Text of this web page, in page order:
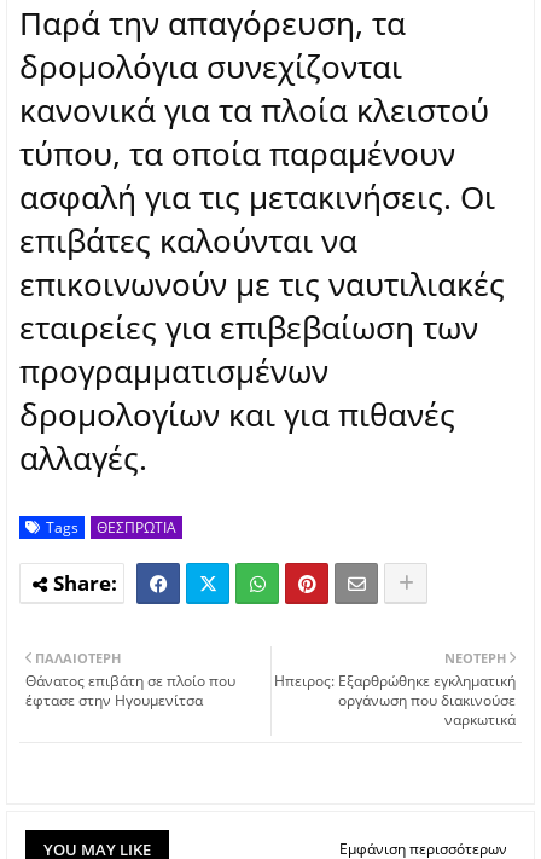
Παρά την απαγόρευση, τα
δρομολόγια συνεχίζονται
κανονικά για τα πλοία κλειστού
τύπου, τα οποία παραμένουν
ασφαλή για τις μετακινήσεις. Οι
επιβάτες καλούνται να
επικοινωνούν με τις ναυτιλιακές
εταιρείες για επιβεβαίωση των
προγραμματισμένων
δρομολογίων και για πιθανές
αλλαγές.
Tags ΘΕΣΠΡΩΤΙΑ
ΝΕΌΤΕΡΗ
Ηπειρος: Εξαρθρώθηκε εγκληματική
οργάνωση που διακινούσε
ναρκωτικά
ΠΑΛΑΙΌΤΕΡΗ
Θάνατος επιβάτη σε πλοίο που
έφτασε στην Ηγουμενίτσα
YOU MAY LIKE Εμφάνιση περισσότερων